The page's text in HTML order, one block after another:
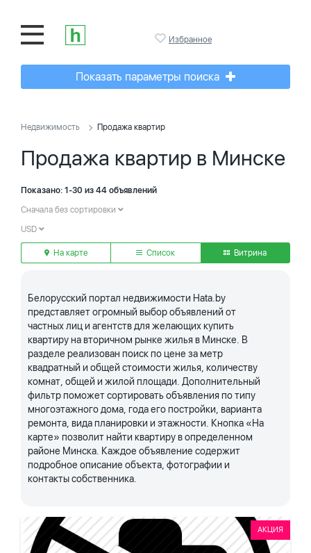
Избранное
Показать параметры поиска
Недвижимость Продажа квартир
Продажа квартир в Минске
Показано: 1-30 из 44 объявлений
Сначала без сортировки
USD
На карте Список Витрина
Белорусский портал недвижимости Hata.by
представляет огромный выбор объявлений от
частных лиц и агентств для желающих купить
квартиру на вторичном рынке жилья в Минске. В
разделе реализован поиск по цене за метр
квадратный и общей стоимости жилья, количеству
комнат, общей и жилой площади. Дополнительный
фильтр поможет сортировать объявления по типу
многоэтажного дома, года его постройки, варианта
ремонта, вида планировки и этажности. Кнопка «На
карте» позволит найти квартиру в определенном
районе Минска. Каждое объявление содержит
подробное описание объекта, фотографии и
контакты собственника.
АКЦИЯ